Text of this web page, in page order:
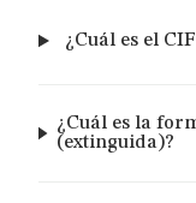
¿Cuál es el
¿Cuál es la
(extinguida)?